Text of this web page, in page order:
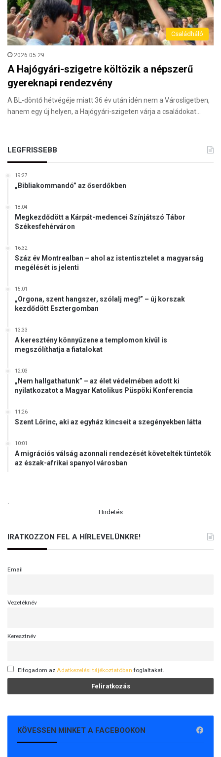
Családháló
2026.05.29.
A Hajógyári-szigetre költözik a népszerű
gyereknapi rendezvény
A BL-döntő hétvégéje miatt 36 év után idén nem a Városligetben,
hanem egy új helyen, a Hajógyári-szigeten várja a családokat…
LEGFRISSEBB
19:27
„Bibliakommandó” az őserdőkben
18:04
Megkezdődött a Kárpát-medencei Színjátszó Tábor
Székesfehérváron
16:32
Száz év Montrealban – ahol az istentisztelet a magyarság
megélését is jelenti
15:01
„Orgona, szent hangszer, szólalj meg!” – új korszak
kezdődött Esztergomban
13:33
A keresztény könnyűzene a templomon kívül is
megszólíthatja a fiatalokat
12:03
„Nem hallgathatunk” – az élet védelmében adott ki
nyilatkozatot a Magyar Katolikus Püspöki Konferencia
11:26
Szent Lőrinc, aki az egyház kincseit a szegényekben látta
10:01
A migrációs válság azonnali rendezését követelték tüntetők
az észak-afrikai spanyol városban
Hirdetés
IRATKOZZON FEL A HÍRLEVELÜNKRE!
Email
Vezetéknév
Keresztnév
Elfogadom az Adatkezelési tájékoztatóban foglaltakat.
KÖVESSEN MINKET A FACEBOOKON